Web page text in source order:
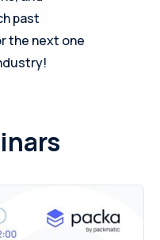
past
the next one